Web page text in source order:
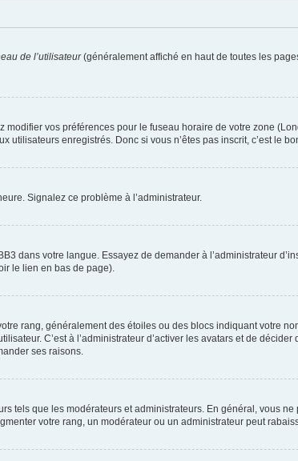
de l’utilisateur(généralement affiché en haut de toutes les
vos préférences pour le fuseau horaire de votre zone
enregistrés. Donc si vous n’êtes pas inscrit, c’est le
Signalez ce problème à l’administrateur.
dans votre langue. Essayez de demander à l’administrateur
le lien en bas de page).
rang, généralement des étoiles ou des blocs indiquant votre
C’est à l’administrateur d’activer les avatars et de
ses raisons.
tels que les modérateurs et administrateurs. En général, vous ne
votre rang, un modérateur ou un administrateur peut